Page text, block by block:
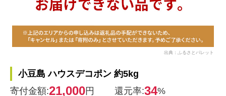
出典：ふるさとパレット
小豆島 ハウスデコポン 約5kg
寄付金額:21,000円 還元率:34%